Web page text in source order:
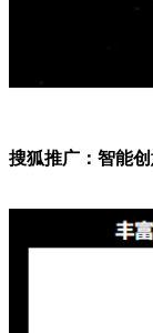
搜狐推广： 智能